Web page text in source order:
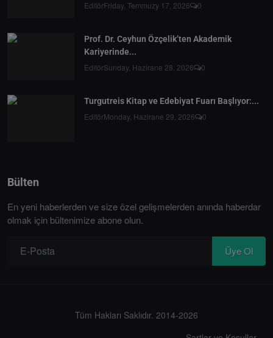
EditörFriday, Temmuzy 17, 2026 0
Prof. Dr. Ceyhun Özçelik’ten Akademik
Kariyerinde...
EditörSunday, Hazirane 28, 2026 0
Turgutreis Kitap ve Edebiyat Fuarı Başlıyor:...
EditörMonday, Hazirane 29, 2026 0
Bülten
En yeni haberlerden ve size özel gelişmelerden anında haberdar
olmak için bültenimize abone olun.
Üye Ol
Tüm Hakları Saklıdır. 2014-2026